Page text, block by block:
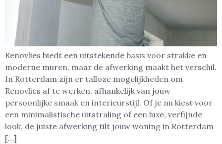
Renovlies biedt een uitstekende basis voor strakke en
moderne muren, maar de afwerking maakt het verschil.
In Rotterdam zijn er talloze mogelijkheden om
Renovlies af te werken, afhankelijk van jouw
persoonlijke smaak en interieurstijl. Of je nu kiest voor
een minimalistische uitstraling of een luxe, verfijnde
look, de juiste afwerking tilt jouw woning in Rotterdam
[…]